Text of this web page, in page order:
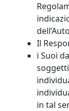
Il
i Suoi
in tal